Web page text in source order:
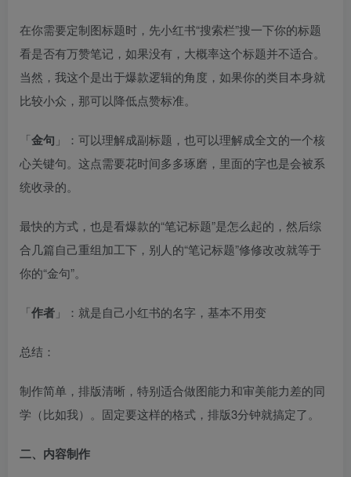
在你需要定制图标题时，先小红书“搜索栏”搜一下你的标题
看是否有万赞笔记，如果没有，大概率这个标题并不适合。
当然，我这个是出于爆款逻辑的角度，如果你的类目本身就
比较小众，那可以降低点赞标准。​
「金句 」：可以理解成副标题，也可以理解成全文的一个核
心关键句。这点需要花时间多多琢磨，里面的字也是会被系
统收录的。​
最快的方式，也是看爆款的“笔记标题”是怎么起的，然后综
合几篇自己重组加工下，别人的“笔记标题”修修改改就等于
你的“金句”。​
「作者 」：就是自己小红书的名字，基本不用变​
总结：​
制作简单，排版清晰，特别适合做图能力和审美能力差的同
学（比如我）。固定要这样的格式，排版3分钟就搞定了。​
二、内容制作​